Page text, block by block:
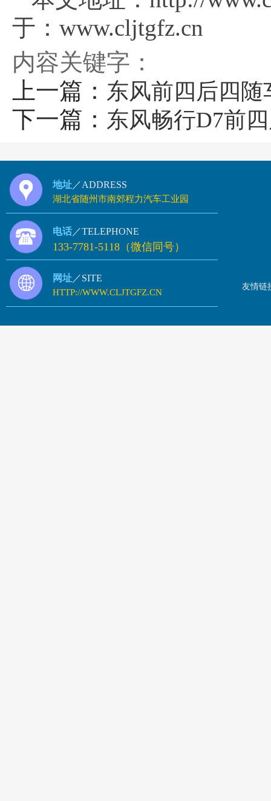
于：www.cljtgfz.cn
内容关键字：
上一篇： 东风前四后四
下一篇： 东风畅行D7前
地址 ／ADDRESS
湖北省随州市南郊程力汽车工业园
电话 ／TELEPHONE
133-7781-5118（微信同号）
网址 ／SITE
HTTP://WWW.CLJTGFZ.CN
友情链